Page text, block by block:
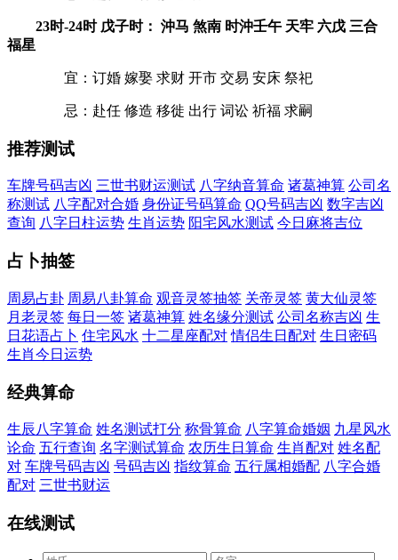
23时-24时 戊子时： 沖马 煞南 时沖壬午 天牢 六戊 三合
福星
宜：订婚 嫁娶 求财 开市 交易 安床 祭祀
忌：赴任 修造 移徙 出行 词讼 祈福 求嗣
推荐测试
车牌号码吉凶 三世书财运测试 八字纳音算命 诸葛神算 公司名
称测试 八字配对合婚 身份证号码算命 QQ号码吉凶 数字吉凶
查询 八字日柱运势 生肖运势 阳宅风水测试 今日麻将吉位
占卜抽签
周易占卦 周易八卦算命 观音灵签抽签 关帝灵签 黄大仙灵签
月老灵签 每日一签 诸葛神算 姓名缘分测试 公司名称吉凶 生
日花语占卜 住宅风水 十二星座配对 情侣生日配对 生日密码
生肖今日运势
经典算命
生辰八字算命 姓名测试打分 称骨算命 八字算命婚姻 九星风水
论命 五行查询 名字测试算命 农历生日算命 生肖配对 姓名配
对 车牌号码吉凶 号码吉凶 指纹算命 五行属相婚配 八字合婚
配对 三世书财运
在线测试